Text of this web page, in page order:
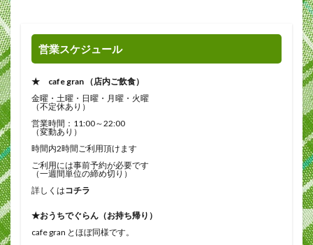
営業スケジュール
★ cafe gran （店内ご飲食）
金曜・土曜・日曜・月曜・火曜
（不定休あり）
営業時間：11:00～22:00
（変動あり）
時間内2時間ご利用頂けます
ご利用には事前予約が必要です
（一週間単位の締め切り）
詳しくはコチラ
★おうちでぐらん（お持ち帰り）
cafe gran とほぼ同様です。